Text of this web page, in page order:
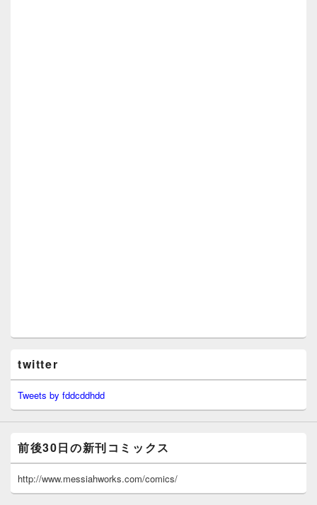
twitter
Tweets by fddcddhdd
前後30日の新刊コミックス
http://www.messiahworks.com/comics/